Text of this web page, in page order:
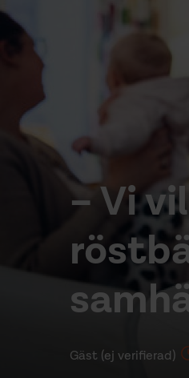
– Vi
Gäst (ej verifierad)